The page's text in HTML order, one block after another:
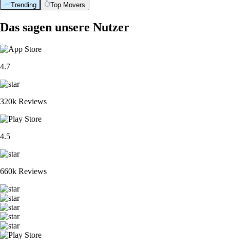
Trending Top Movers
Das sagen unsere Nutzer
4.7
320k Reviews
4.5
660k Reviews